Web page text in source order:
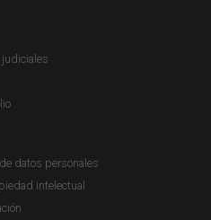
datos personales
intelectual